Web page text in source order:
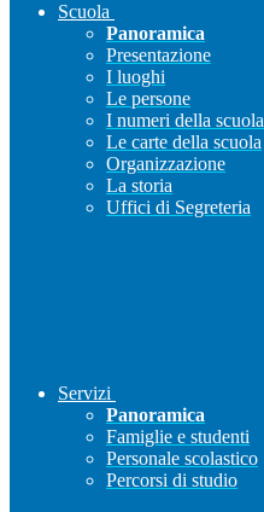
Scuola
Panoramica
Presentazione
I luoghi
Le persone
I numeri della scuola
Le carte della scuola
Organizzazione
La storia
Uffici di Segreteria
Servizi
Panoramica
Famiglie e studenti
Personale scolastico
Percorsi di studio